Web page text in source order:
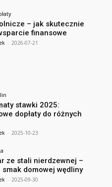
– jak skutecznie
finansowe
- 2026-07-21
stawki 2025:
dopłaty do różnych
- 2025-10-23
ze stali nierdzewnej –
smak domowej wędliny
- 2025-09-30